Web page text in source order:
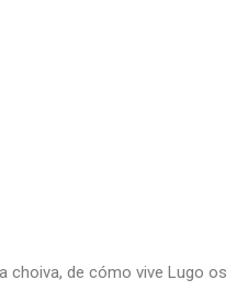
choiva, de cómo vive Lugo os